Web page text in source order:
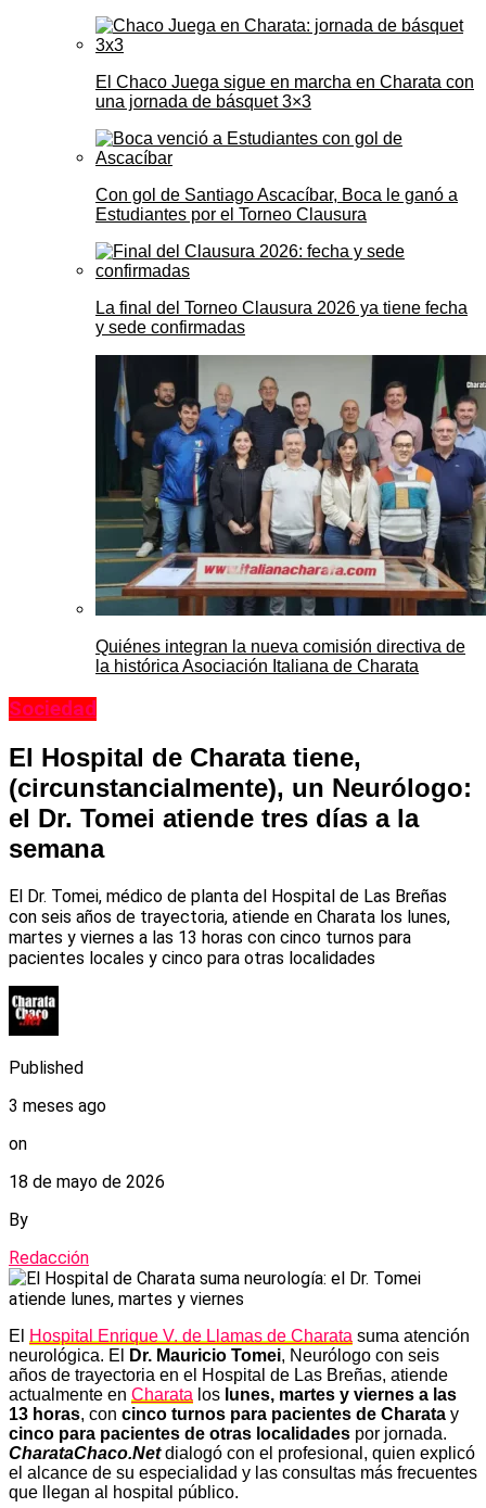
El Chaco Juega sigue en marcha en Charata con
una jornada de básquet 3×3
Con gol de Santiago Ascacíbar, Boca le ganó a
Estudiantes por el Torneo Clausura
La final del Torneo Clausura 2026 ya tiene fecha
y sede confirmadas
Quiénes integran la nueva comisión directiva de
la histórica Asociación Italiana de Charata
Sociedad
El Hospital de Charata tiene,
(circunstancialmente), un Neurólogo:
el Dr. Tomei atiende tres días a la
semana
El Dr. Tomei, médico de planta del Hospital de Las Breñas
con seis años de trayectoria, atiende en Charata los lunes,
martes y viernes a las 13 horas con cinco turnos para
pacientes locales y cinco para otras localidades
Published
3 meses ago
on
18 de mayo de 2026
By
Redacción
El Hospital Enrique V. de Llamas de Charata suma atención
neurológica. El
Dr. Mauricio Tomei, Neurólogo con seis
años de trayectoria en el Hospital de Las Breñas, atiende
actualmente en Charata los lunes, martes y viernes a las
13 horas, con cinco turnos para pacientes de Charata y
cinco para pacientes de otras localidades por jornada.
CharataChaco.Netdialogó con el profesional, quien explicó
el alcance de su especialidad y las consultas más frecuentes
que llegan al hospital público.